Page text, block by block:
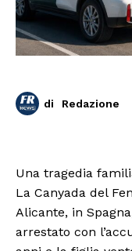
di Redazione
Una tragedia
La Canyada del
Alicante, in
arrestato con